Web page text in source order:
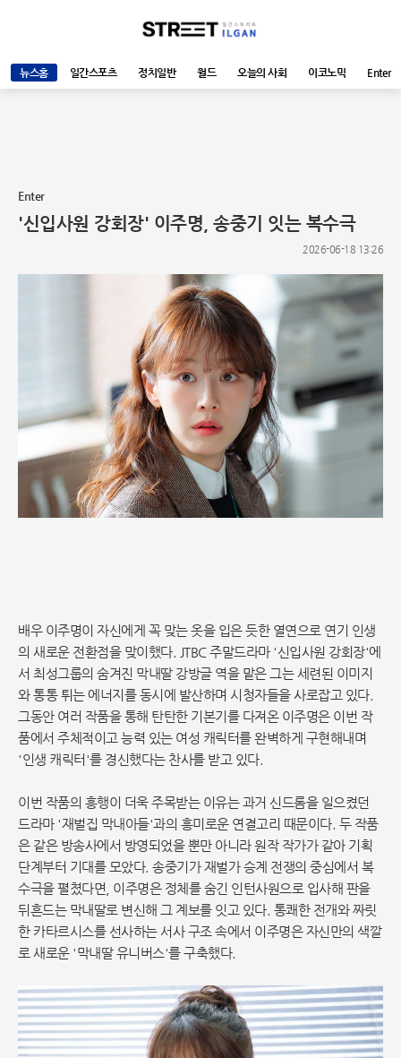
뉴스홈 일간스포츠 정치일반 월드 오늘의 사회 이코노믹 Enter
Enter
'신입사원 강회장' 이주명, 송중기 잇는 복수극
2026-06-18 13:26
배우 이주명이 자신에게 꼭 맞는 옷을 입은 듯한 열연으로 연기 인생
의 새로운 전환점을 맞이했다. JTBC 주말드라마 '신입사원 강회장'에
서 최성그룹의 숨겨진 막내딸 강방글 역을 맡은 그는 세련된 이미지
와 통통 튀는 에너지를 동시에 발산하며 시청자들을 사로잡고 있다.
그동안 여러 작품을 통해 탄탄한 기본기를 다져온 이주명은 이번 작
품에서 주체적이고 능력 있는 여성 캐릭터를 완벽하게 구현해내며
'인생 캐릭터'를 경신했다는 찬사를 받고 있다.
이번 작품의 흥행이 더욱 주목받는 이유는 과거 신드롬을 일으켰던
드라마 '재벌집 막내아들'과의 흥미로운 연결고리 때문이다. 두 작품
은 같은 방송사에서 방영되었을 뿐만 아니라 원작 작가가 같아 기획
단계부터 기대를 모았다. 송중기가 재벌가 승계 전쟁의 중심에서 복
수극을 펼쳤다면, 이주명은 정체를 숨긴 인턴사원으로 입사해 판을
뒤흔드는 막내딸로 변신해 그 계보를 잇고 있다. 통쾌한 전개와 짜릿
한 카타르시스를 선사하는 서사 구조 속에서 이주명은 자신만의 색깔
로 새로운 '막내딸 유니버스'를 구축했다.